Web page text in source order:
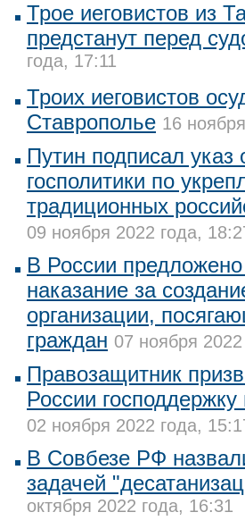
Трое иеговистов из
предстанут перед
года, 17:11
Троих иеговистов
Ставрополье 16
Путин подписал указ
госполитики по
традиционных
09 ноября 2022 года,
В России
наказание за
организации,
граждан 07 ноября
Правозащитник
России
02 ноября 2022 года,
В Совбезе РФ
задачей
октября 2022 года, 16:31